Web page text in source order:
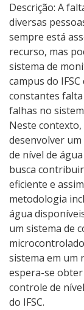
Descrição: A
diversas
sempre está
recurso, mas
sistema de
campus do
constantes falta
falhas no
Neste
desenvolver
de nível de
busca
eficiente e
metodologia
água
um sistema de
sistema em um
espera-se
controle de
do IFSC.